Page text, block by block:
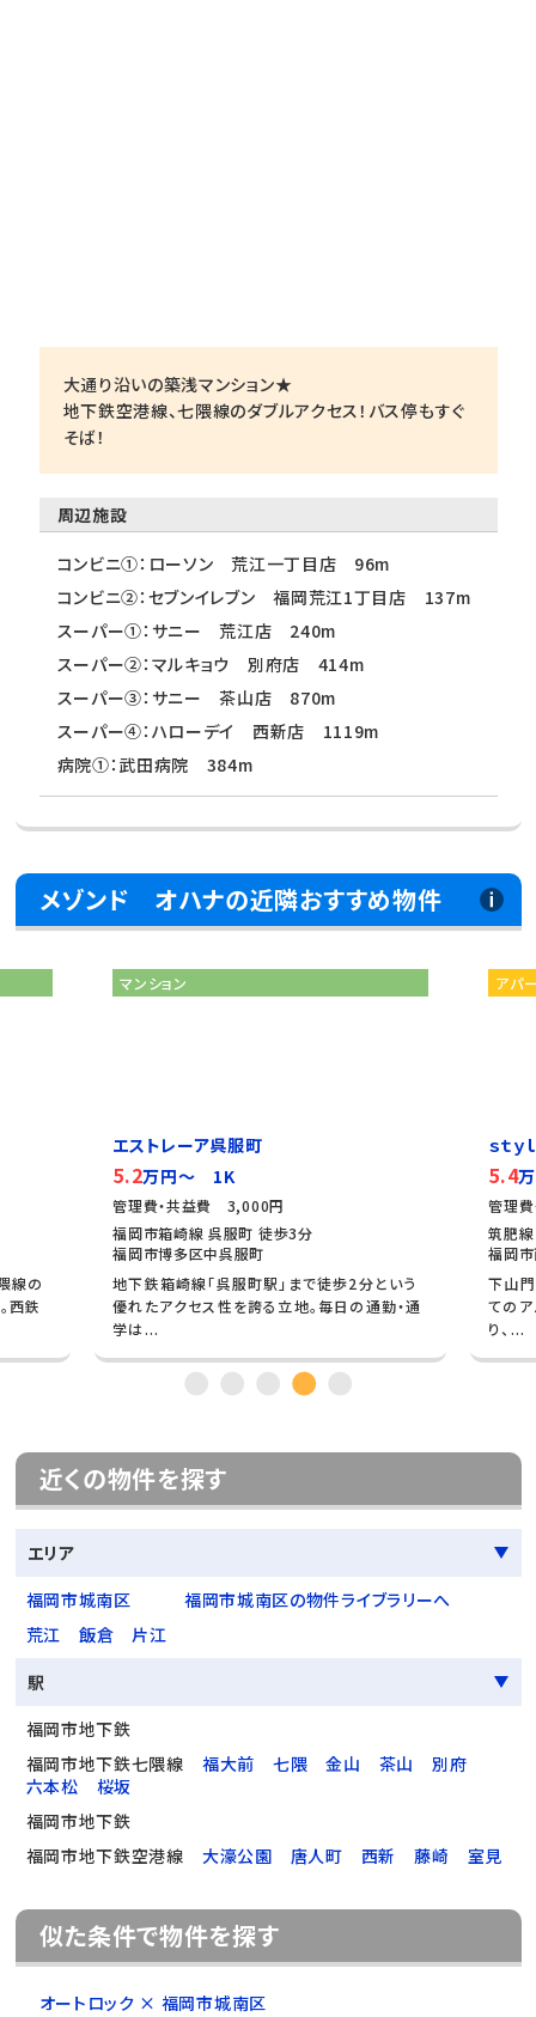
大通り沿いの築浅マンション★
地下鉄空港線、七隈線のダブルアクセス！バス停もすぐ
そば！
周辺施設
コンビニ①：ローソン 荒江一丁目店 96m
コンビニ②：セブンイレブン 福岡荒江1丁目店 137m
スーパー①：サニー 荒江店 240m
スーパー②：マルキョウ 別府店 414m
スーパー③：サニー 茶山店 870m
スーパー④：ハローデイ 西新店 1119m
病院①：武田病院 384m
メゾンド オハナの近隣おすすめ物件
線の
西鉄
マンション
エストレーア呉服町
5.2万円～ 1K
管理費・共益費 3,000円
福岡市箱崎線 呉服町 徒歩3分
福岡市博多区中呉服町
地下鉄箱崎線「呉服町駅」まで徒歩2分という
優れたアクセス性を誇る立地。毎日の通勤・通
学は...
アパ
ｓｔｙ
5.4
管理
筑肥
福岡
下山
ての
り、...
近くの物件を探す
エリア
福岡市城南区
福岡市城南区の物件ライブラリーへ
荒江
飯倉
片江
駅
福岡市地下鉄
福岡市地下鉄七隈線
福大前 七隈 金山 茶山
別府
六本松
桜坂
福岡市地下鉄
福岡市地下鉄空港線
大濠公園 唐人町 西新 藤崎 室見
似た条件で物件を探す
オートロック × 福岡市城南区